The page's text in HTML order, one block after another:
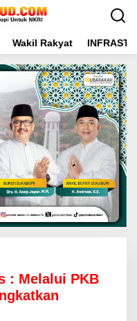
Wakil Rakyat
: Melalui PKB